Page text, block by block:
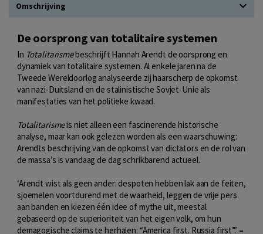
Omschrijving
De oorsprong van totalitaire systemen
In Totalitarismebeschrijft Hannah Arendt de oorsprong en
dynamiek van totalitaire systemen. Al enkele jaren na de
Tweede Wereldoorlog analyseerde zij haarscherp de opkomst
van nazi-Duitsland en de stalinistische Sovjet-Unie als
manifestaties van het politieke kwaad.
Totalitarismeis niet alleen een fascinerende historische
analyse, maar kan ook gelezen worden als een waarschuwing:
Arendts beschrijving van de opkomst van dictators en de rol van
de massa’s is vandaag de dag schrikbarend actueel.
‘Arendt wist als geen ander: despoten hebben lak aan de feiten,
sjoemelen voortdurend met de waarheid, leggen de vrije pers
aan banden en kiezen één idee of mythe uit, meestal
gebaseerd op de superioriteit van het eigen volk, om hun
demagogische claims te herhalen: “America first. Russia first”.’ –